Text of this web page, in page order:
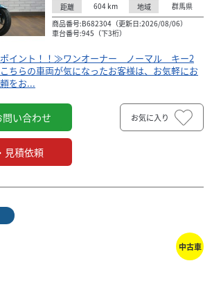
ャリア・リアボックス付き ※フロ
万円 （税込）
距離
604 km 地域
群馬県
商品番号:B682304（更新日:2026/08/06）
車台番号:945（下3桁）
イント！！≫ワンオーナー ノーマル キー2
ちらの車両が気になったお客様は、お気軽にお
をお...
い合わせ
見積依頼
お気に入り
中古車